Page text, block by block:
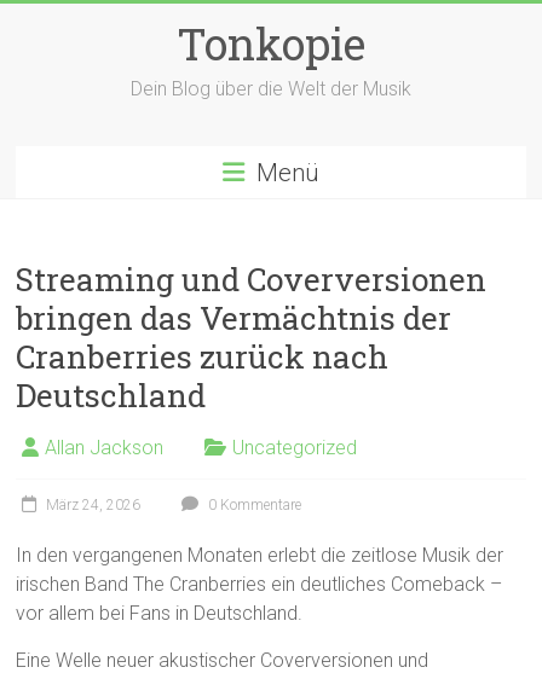
Tonkopie
Dein Blog über die Welt der Musik
Menü
Streaming und Coverversionen
bringen das Vermächtnis der
Cranberries zurück nach
Deutschland
Allan Jackson Uncategorized
März 24, 2026 0 Kommentare
In den vergangenen Monaten erlebt die zeitlose Musik der
irischen Band The Cranberries ein deutliches Comeback –
vor allem bei Fans in Deutschland.
Eine Welle neuer akustischer Coverversionen und